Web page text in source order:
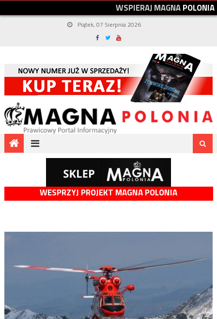
WSPIERAJMAGNAPOLONIA
Piątek, 07 Sierpnia 2026
WESPRZYJ PROJEKT MAGNA POLONIA